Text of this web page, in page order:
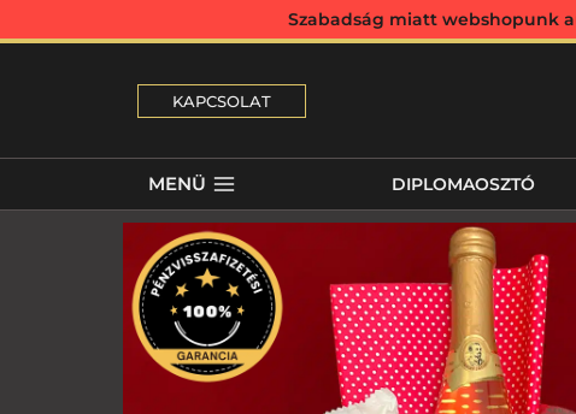
Szabadság miatt webshopunk
KAPCSOLAT
MENÜ DIPLOMAOSZTÓ